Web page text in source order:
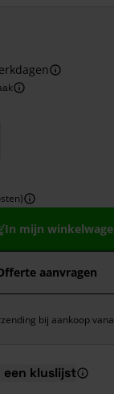
In mijn
aanvragen
bij aankoop
een kluslijst